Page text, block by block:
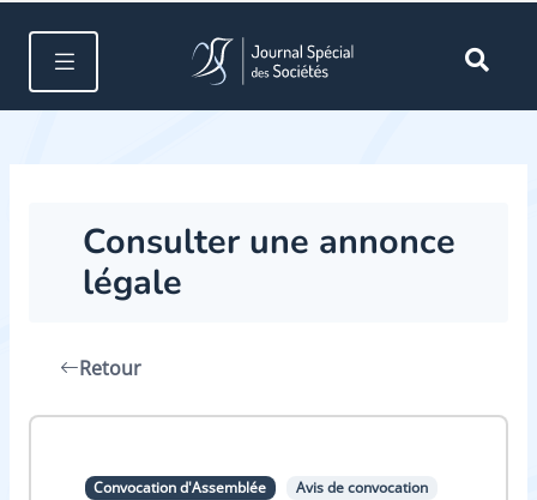
Consulter une annonce
légale
Retour
Convocation d'Assemblée Avis de convocation